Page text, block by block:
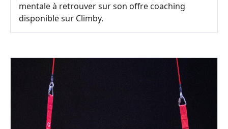
mentale à retrouver sur son offre coaching
disponible sur Climby.